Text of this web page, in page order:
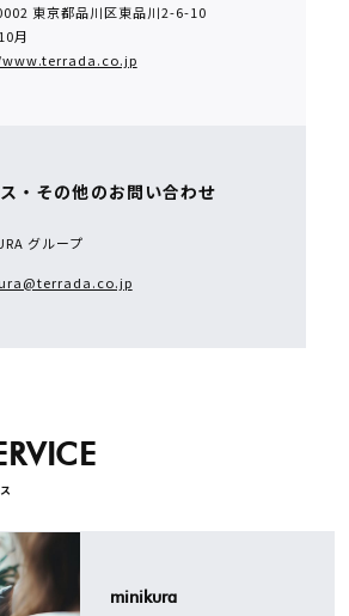
東京都品川区東品川2-6-10
月
・その他のお問い合わせ
グループ
minikura